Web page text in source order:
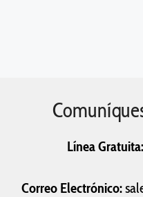
Línea Gratuita:
Correo Electrónico: